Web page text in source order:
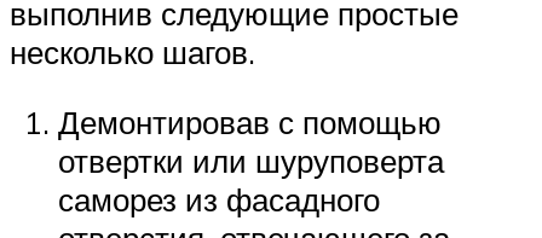
выполнив следующие простые
несколько шагов.
Демонтировав с помощью
отвертки или шуруповерта
саморез из фасадного